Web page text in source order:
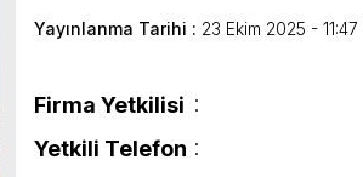
Yayınlanma Tarihi : 23 Ekim 2025 - 11:47
Firma Yetkilisi
Yetkili Telefon